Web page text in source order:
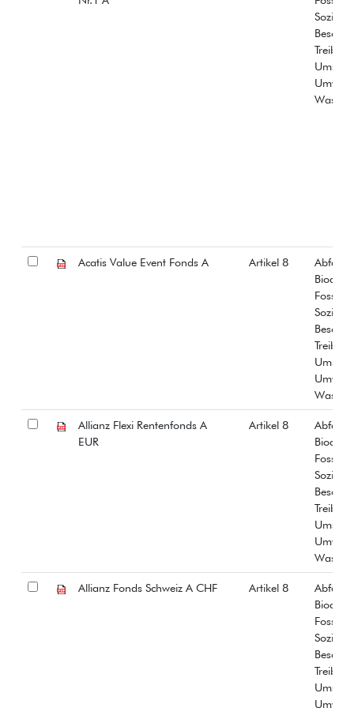
Umwelt
Wasser
Acatis Value Event Fonds A Artikel 8
Abfall
Fossiles
Umwelt
Wasser
Allianz Flexi Rentenfonds A
EUR
Artikel 8
Abfall
Fossiles
Umwelt
Wasser
Allianz Fonds Schweiz A CHF Artikel 8
Abfall
Fossiles
Umwelt